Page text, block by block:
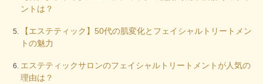
ントは？
【エステティック】50代の肌変化とフェイシャルトリートメン
トの魅力
エステティックサロンのフェイシャルトリートメントが人気の
理由は？